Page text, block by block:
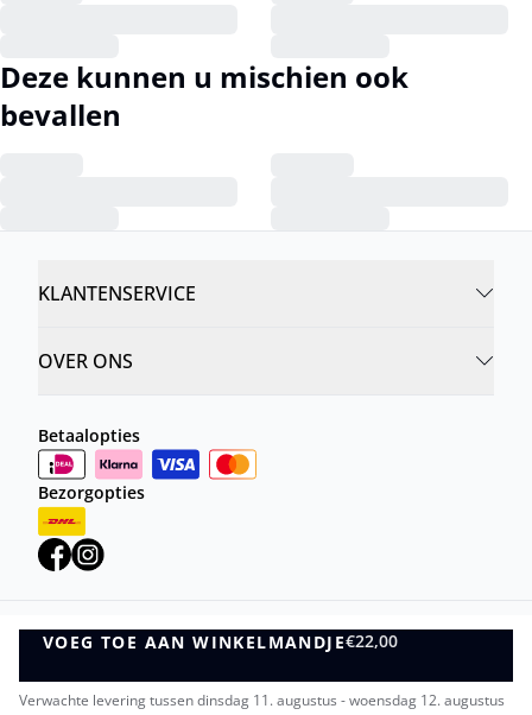
VOEG TOE AAN WINKELMANDJE€22,00
VOEG TOE AAN WINKELMANDJE
Verwachte levering tussen dinsdag 11. augustus - woensdag 12. augustus
Deze kunnen u mischien ook
bevallen
KLANTENSERVICE
OVER ONS
Betaalopties
Bezorgopties
Privacybeleid Algemene Voorwaarden
©DK Company Online BV 2026